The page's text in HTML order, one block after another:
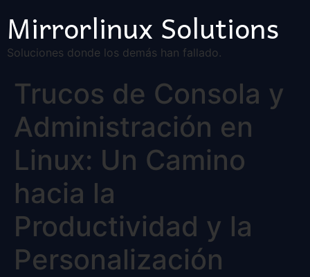
Mirrorlinux Solutions
Soluciones donde los demás han fallado.
Trucos de Consola y
Administración en
Linux: Un Camino
hacia la
Productividad y la
Personalización